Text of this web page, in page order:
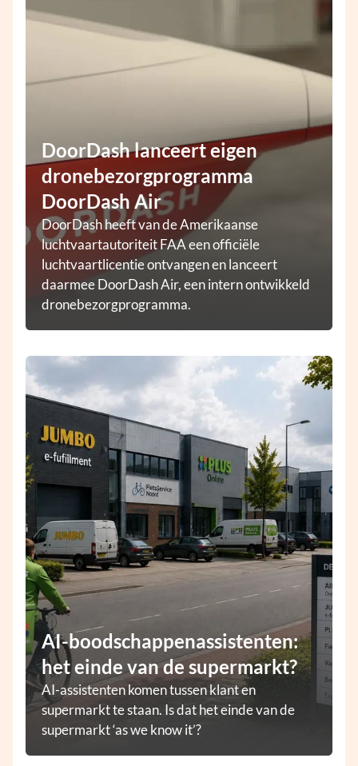
AI-boodschappenassistenten:
het einde van de supermarkt?
AI-assistenten komen tussen klant en
supermarkt te staan. Is dat het einde van de
supermarkt ‘as we know it’?
DoorDash lanceert eigen
dronebezorgprogramma
DoorDash Air
DoorDash heeft van de Amerikaanse
luchtvaartautoriteit FAA een officiële
luchtvaartlicentie ontvangen en lanceert
daarmee DoorDash Air, een intern ontwikkeld
dronebezorgprogramma.